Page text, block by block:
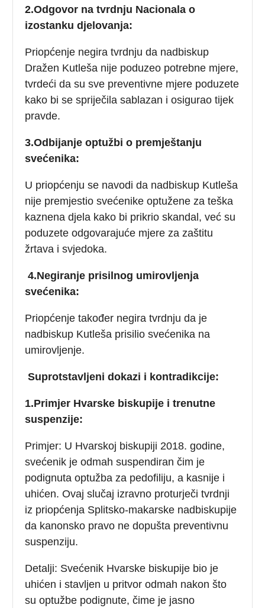
2.Odgovor na tvrdnju Nacionala o
izostanku djelovanja:
Priopćenje negira tvrdnju da nadbiskup
Dražen Kutleša nije poduzeo potrebne mjere,
tvrdeći da su sve preventivne mjere poduzete
kako bi se spriječila sablazan i osigurao tijek
pravde.
3.Odbijanje optužbi o premještanju
svećenika:
U priopćenju se navodi da nadbiskup Kutleša
nije premjestio svećenike optužene za teška
kaznena djela kako bi prikrio skandal, već su
poduzete odgovarajuće mjere za zaštitu
žrtava i svjedoka.
4.Negiranje prisilnog umirovljenja
svećenika:
Priopćenje također negira tvrdnju da je
nadbiskup Kutleša prisilio svećenika na
umirovljenje.
Suprotstavljeni dokazi i kontradikcije:
1.Primjer Hvarske biskupije i trenutne
suspenzije:
Primjer: U Hvarskoj biskupiji 2018. godine,
svećenik je odmah suspendiran čim je
podignuta optužba za pedofiliju, a kasnije i
uhićen. Ovaj slučaj izravno proturječi tvrdnji
iz priopćenja Splitsko-makarske nadbiskupije
da kanonsko pravo ne dopušta preventivnu
suspenziju.
Detalji: Svećenik Hvarske biskupije bio je
uhićen i stavljen u pritvor odmah nakon što
su optužbe podignute, čime je jasno